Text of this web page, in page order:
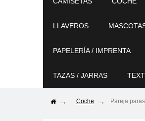
LLAVEROS
PAPELERÍA / IMPRENTA
TAZAS / JARRAS
Coche Pareja